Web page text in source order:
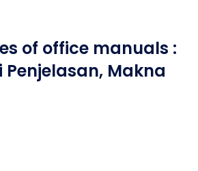
of office manuals :
Makna